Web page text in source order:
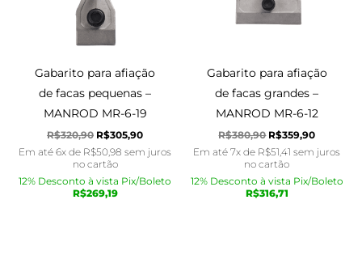
Gabarito para afiação
de facas pequenas –
MANROD MR-6-19
R$320,90 R$305,90
Em até 6x de R$50,98 sem juros
no cartão
12% Desconto à vista Pix/Boleto
R$269,19
Gabarito para afiação
de facas grandes –
MANROD MR-6-12
R$380,90 R$359,90
Em até 7x de R$51,41 sem juros
no cartão
12% Desconto à vista Pix/Boleto
R$316,71